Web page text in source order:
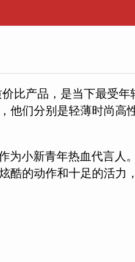
比产品，是当下最受年
他们分别是轻薄时尚高
小新青年热血代言人
酷的动作和十足的活力